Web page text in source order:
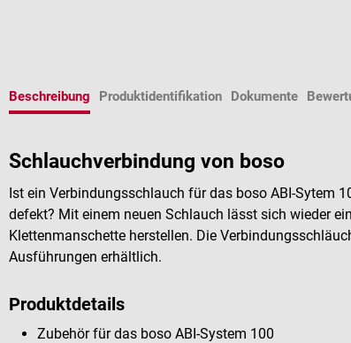
Beschreibung Produktidentifikation Dokumente
Schlauchverbindung von boso
Ist ein Verbindungsschlauch für das boso ABI-Sytem
defekt? Mit einem neuen Schlauch lässt sich wieder
Klettenmanschette herstellen. Die
Ausführungen erhältlich.
Produktdetails
Zubehör für das boso ABI-System 100